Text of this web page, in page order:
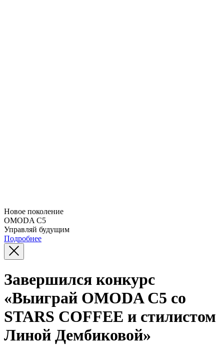
Новое поколение
OMODA C5
Управляй будущим
Подробнее
Завершился конкурс
«Выиграй OMODA C5 со
STARS COFFEE и стилистом
Линой Дембиковой»